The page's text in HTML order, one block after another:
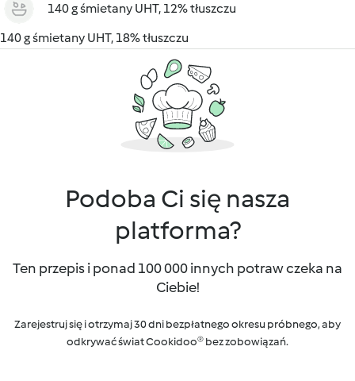
140 g śmietany UHT, 12% tłuszczu
140 g śmietany UHT, 18% tłuszczu
Podoba Ci się nasza
platforma?
Ten przepis i ponad 100 000 innych potraw czeka na
Ciebie!
Zarejestruj się i otrzymaj 30 dni bezpłatnego okresu próbnego, aby
odkrywać świat Cookidoo® bez zobowiązań.